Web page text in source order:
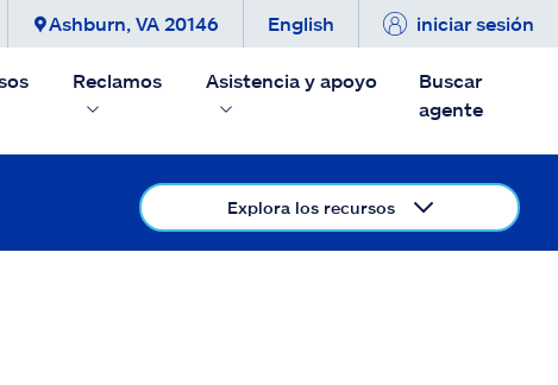
Ashburn, VA 20146 English iniciar sesión
Reclamos Asistencia y apoyo
Buscar
agente
Explora los recursos